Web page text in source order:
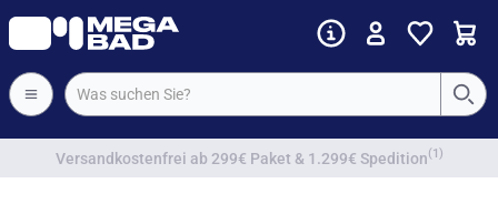
Vorkassenrabatt